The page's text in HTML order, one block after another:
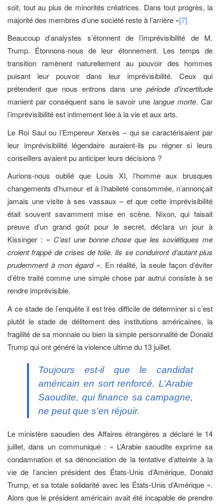
soit, tout au plus de minorités créatrices. Dans tout progrès, la
majorité des membres d’une société reste à l’arrière »[7]
Beaucoup d’analystes s’étonnent de l’imprévisibilité de M.
Trump. Étonnons-nous de leur étonnement. Les temps de
transition ramènent naturellement au pouvoir des hommes
puisant leur pouvoir dans leur imprévisibilité. Ceux qui
prétendent que nous entrons dans unepériode d’incertitude
manient par conséquent sans le savoir unelangue morte. Car
l’imprévisibilité est intimement liée à la vie et aux arts.
Le Roi Saul ou l’Empereur Xerxès – qui se caractérisaient par
leur imprévisibilité légendaire auraient-ils pu régner si leurs
conseillers avaient pu anticiper leurs décisions ?
Aurions-nous oublié que Louis XI, l’homme aux brusques
changements d’humeur et à l’habileté consommée, n’annonçait
jamais une visite à ses vassaux – et que cette imprévisibilité
était souvent savamment mise en scène. Nixon, qui faisait
preuve d’un grand goût pour le secret, déclara un jour à
Kissinger : « C’est une bonne chose que les soviétiques me
croient frappé de crises de folie. Ils se conduiront d’autant plus
prudemment à mon égard ». En réalité, la seule façon d’éviter
d’être traité comme une simple chose par autrui consiste à se
rendre imprévisible.
A ce stade de l’enquête il est très difficile de déterminer si c’est
plutôt le stade de délitement des institutions américaines, la
fragilité de sa monnaie ou bien la simple personnalité de Donald
Trump qui ont généré la violence ultime du 13 juillet.
Toujours est-il que le candidat
américain en sort renforcé. L’Arabie
Saoudite, qui finance sa campagne,
ne peut que s’en réjouir.
Le ministère saoudien des Affaires étrangères a déclaré le 14
juillet, dans un communiqué : « L’Arabie saoudite exprime sa
condamnation et sa dénonciation de la tentative d’atteinte à la
vie de l’ancien président des États-Unis d’Amérique, Donald
Trump, et sa totale solidarité avec les États-Unis d’Amérique ».
Alors que le président américain avait été incapable de prendre